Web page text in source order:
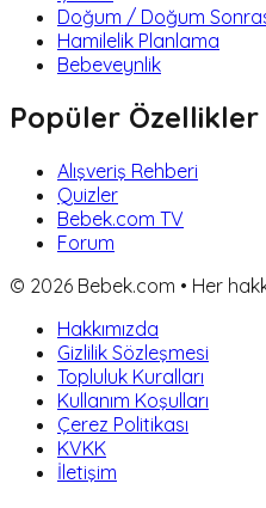
Doğum / Doğum
Hamilelik Planlama
Bebeveynlik
Popüler Özellikler
Alışveriş Rehberi
Quizler
Bebek.com TV
Forum
© 2026 Bebek.com • Her
Hakkımızda
Gizlilik Sözleşmesi
Topluluk Kuralları
Kullanım Koşulları
Çerez Politikası
KVKK
İletişim